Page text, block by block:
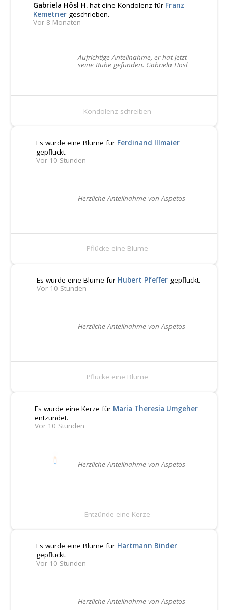
Gabriela Hösl H. hat eine Kondolenz für Franz
Kemetner geschrieben.
Vor 8 Monaten
Aufrichtige Anteilnahme, er hat jetzt
seine Ruhe gefunden. Gabriela Hösl
Kondolenz schreiben
Es wurde eine Blume für Ferdinand Illmaier
gepflückt.
Vor 10 Stunden
Herzliche Anteilnahme von Aspetos
Pflücke eine Blume
Es wurde eine Blume für Hubert Pfeffergepflückt.
Vor 10 Stunden
Herzliche Anteilnahme von Aspetos
Pflücke eine Blume
Es wurde eine Kerze für Maria Theresia Umgeher
entzündet.
Vor 10 Stunden
Herzliche Anteilnahme von Aspetos
Entzünde eine Kerze
Es wurde eine Blume für Hartmann Binder
gepflückt.
Vor 10 Stunden
Herzliche Anteilnahme von Aspetos